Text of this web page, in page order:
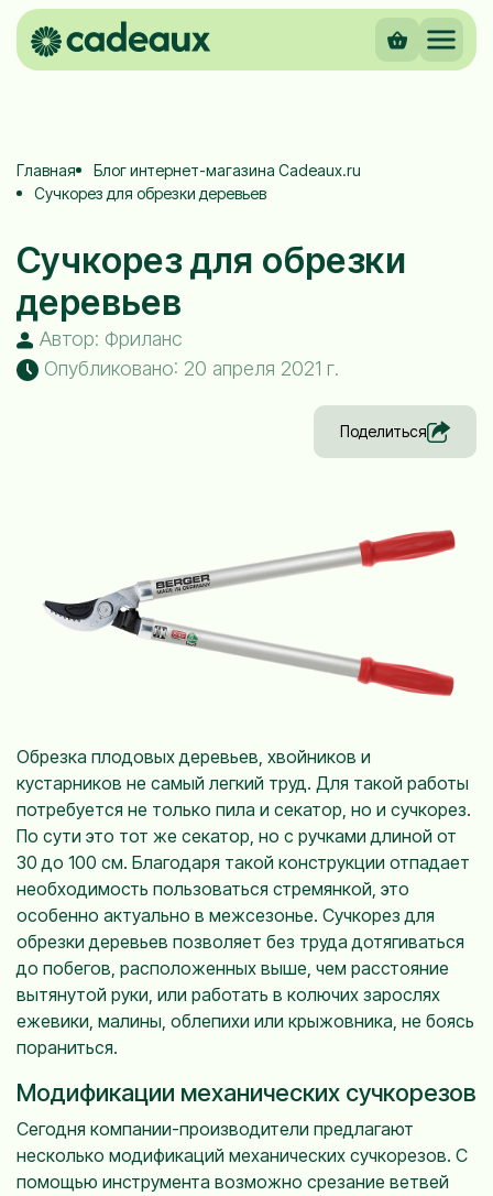
Главная
Блог интернет-магазина Cadeaux.ru
Сучкорез для обрезки деревьев
Сучкорез для обрезки
деревьев
Автор: Фриланс
Опубликовано: 20 апреля 2021 г.
Поделиться
Обрезка плодовых деревьев, хвойников и
кустарников не самый легкий труд. Для такой работы
потребуется не только пила и секатор, но и сучкорез.
По сути это тот же секатор, но с ручками длиной от
30 до 100 см. Благодаря такой конструкции отпадает
необходимость пользоваться стремянкой, это
особенно актуально в межсезонье. Сучкорез для
обрезки деревьев позволяет без труда дотягиваться
до побегов, расположенных выше, чем расстояние
вытянутой руки, или работать в колючих зарослях
ежевики, малины, облепихи или крыжовника, не боясь
пораниться.
Модификации механических сучкорезов
Сегодня компании-производители предлагают
несколько модификаций механических сучкорезов. С
помощью инструмента возможно срезание ветвей